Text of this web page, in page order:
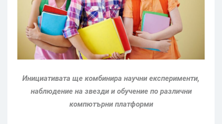
Инициативата ще комбинира научни експерименти,
наблюдение на звезди и обучение по различни
компютърни платформи